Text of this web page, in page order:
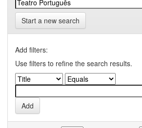
Start a new search
Add filters:
Use filters to refine the search results.